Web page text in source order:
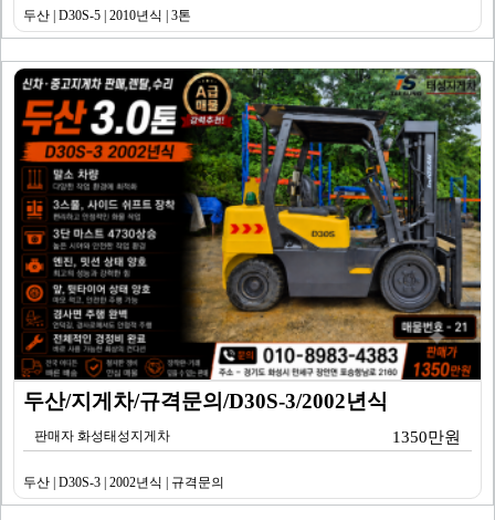
두산 | D30S-5 | 2010년식 | 3톤
두산/지게차/규격문의/D30S-3/2002년식
판매자 화성태성지게차 1350만원
두산 | D30S-3 | 2002년식 | 규격문의